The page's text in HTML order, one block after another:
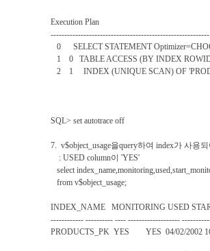
Execution Plan
----------------------------------------------------------
0 SELECT STATEMENT
1 0 TABLE ACCESS (BY INDEX
2 1 INDEX (UNIQUE SCAN) OF
SQL> set autotrace off
7. v$object_usage을query하여 index가 사용
: USED column이 'YES'
select
from v$object_usage;
INDEX_NAME MONITORING USED
------------ ---------- ---- -------------------
PRODUCTS_PK YES YES 04/